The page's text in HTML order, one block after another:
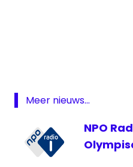
Feyenoord
Fox
Sports
Meer nieuws...
NPO